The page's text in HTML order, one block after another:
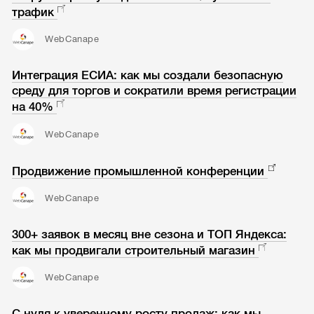
трафик
WebCanape
Интеграция ЕСИА: как мы создали безопасную
среду для торгов и сократили время регистрации
на 40%
WebCanape
Продвижение промышленной конференции
WebCanape
300+ заявок в месяц вне сезона и ТОП Яндекса:
как мы продвигали строительный магазин
WebCanape